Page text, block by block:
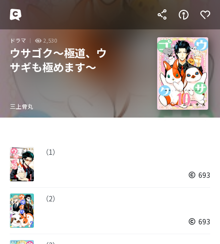
ドラマ 2,530
ウサゴク～極道、ウ
サギも極めます～
三上骨丸
（1）
693
（2）
693